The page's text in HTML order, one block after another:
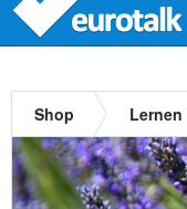
Shop